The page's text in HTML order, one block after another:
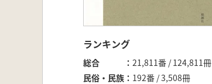
ランキング
総合
21,811番 / 124,811冊
民俗・民族
192番 / 3,508冊